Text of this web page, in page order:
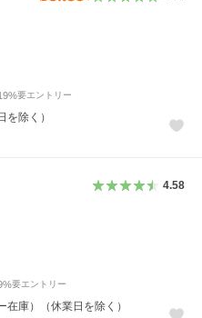
%要エントリー
除く）
4.58
%要エントリー
庫）（休業日を除く）